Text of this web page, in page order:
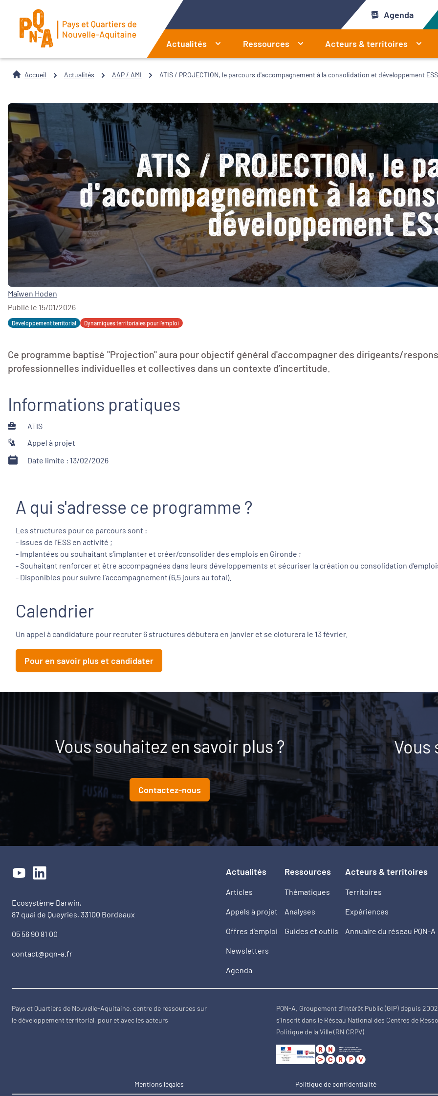
Agenda
Actualités Ressources Acteurs & territoires
Accueil Actualités AAP / AMI ATIS / PROJECTION, le parcours d'accompagnement à la consolidation et développement ESS
ATIS / PROJECTION, le
d'accompagnement à la
développement
Maïwen Hoden
Publié le 15/01/2026
Développement territorial Dynamiques territoriales pour l’emploi
Ce programme baptisé "Projection" aura pour objectif général d'accompagner des dirigeants/
professionnelles individuelles et collectives dans un contexte d’incertitude.
Informations pratiques
ATIS
Appel à projet
Date limite : 13/02/2026
A qui s'adresse ce programme ?
Les structures pour ce parcours sont :
- Issues de l’ESS en activité ;
- Implantées ou souhaitant s’implanter et créer/consolider des emplois en Gironde ;
- Souhaitant renforcer et être accompagnées dans leurs développements et sécuriser la création ou consolidation
- Disponibles pour suivre l’accompagnement (6,5 jours au total).
Calendrier
Un appel à candidature pour recruter 6 structures débutera en janvier et se cloturera le 13 février.
Pour en savoir plus et candidater
Vous souhaitez en savoir plus ?
Contactez-nous
Vous
Ecosystème Darwin,
87 quai de Queyries, 33100 Bordeaux
05 56 90 81 00
contact@pqn-a.fr
Actualités
Articles
Appels à projet
Offres d’emploi
Newsletters
Agenda
Ressources
Thématiques
Analyses
Guides et outils
Acteurs & territoires
Territoires
Expériences
Annuaire du réseau PQN-A
Pays et Quartiers de Nouvelle-Aquitaine, centre de ressources sur
le développement territorial, pour et avec les acteurs
PQN-A, Groupement d'Intérêt Public (GIP) depuis 2002
s'inscrit dans le Réseau National des Centres de
Politique de la Ville (RN CRPV)
Mentions légales Politique de confidentialité